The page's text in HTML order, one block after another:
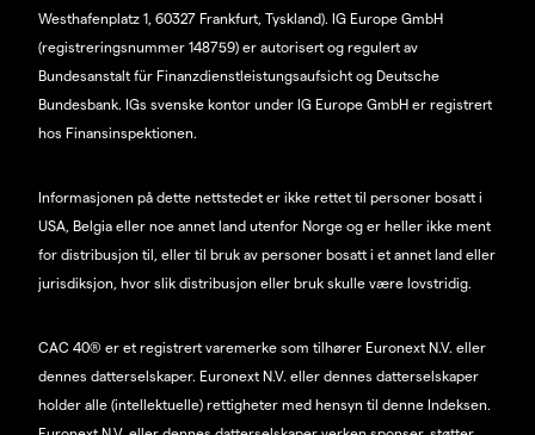
Westhafenplatz 1, 60327 Frankfurt, Tyskland). IG Europe GmbH
(registreringsnummer 148759) er autorisert og regulert av
Bundesanstalt für Finanzdienstleistungsaufsicht og Deutsche
Bundesbank. IGs svenske kontor under IG Europe GmbH er registrert
hos Finansinspektionen.
Informasjonen på dette nettstedet er ikke rettet til personer bosatt i
USA, Belgia eller noe annet land utenfor Norge og er heller ikke ment
for distribusjon til, eller til bruk av personer bosatt i et annet land eller
jurisdiksjon, hvor slik distribusjon eller bruk skulle være lovstridig.
CAC 40® er et registrert varemerke som tilhører Euronext N.V. eller
dennes datterselskaper. Euronext N.V. eller dennes datterselskaper
holder alle (intellektuelle) rettigheter med hensyn til denne Indeksen.